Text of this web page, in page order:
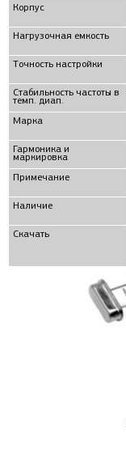
Корпус
Нагрузочная емкость
Точность настройки
Стабильность частоты в
темп. диап.
Маркa
Гармоника и
маркировка
Примечание
Наличие
Скачать